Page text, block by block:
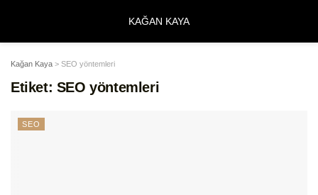
KAĞAN KAYA
Kağan Kaya > SEO yöntemleri
Etiket: SEO yöntemleri
SEO